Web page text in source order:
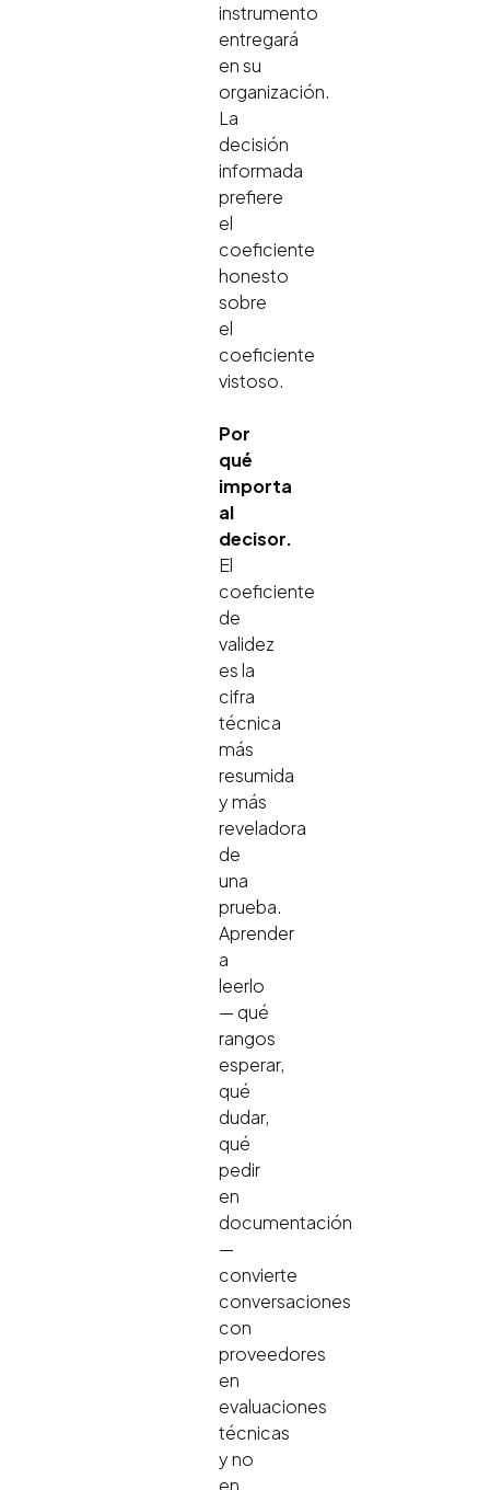
instrumento
entregará
en su
organización.
La
decisión
informada
prefiere
el
coeficiente
honesto
sobre
el
coeficiente
vistoso.
Por
qué
importa
al
decisor.
El
coeficiente
de
validez
es la
cifra
técnica
más
resumida
y más
reveladora
de
una
prueba.
Aprender
a
leerlo
— qué
rangos
esperar,
qué
dudar,
qué
pedir
en
documentación
—
convierte
conversaciones
con
proveedores
en
evaluaciones
técnicas
y no
en